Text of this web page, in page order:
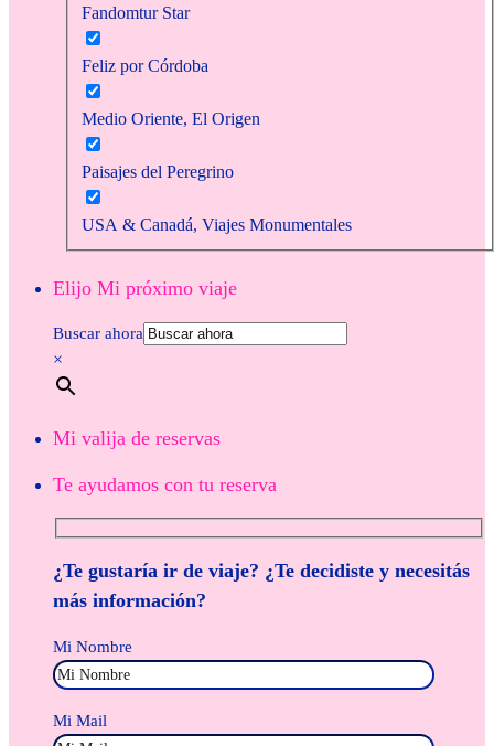
Fandomtur Star
Feliz por Córdoba
Medio Oriente, El Origen
Paisajes del Peregrino
USA & Canadá, Viajes Monumentales
Elijo Mi próximo viaje
Buscar ahora
×
Mi valija de reservas
Te ayudamos con tu reserva
¿Te gustaría ir de viaje? ¿Te decidiste y necesitás
más información?
Mi Nombre
Mi Mail